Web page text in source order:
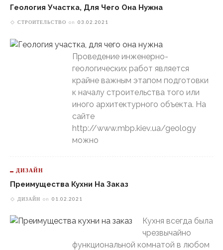
Геология Участка, Для Чего Она Нужна
СТРОИТЕЛЬСТВО on 03.02.2021
Проведение инженерно-
геологических работ является
крайне важным этапом подготовки
к началу строительства того или
иного архитектурного объекта. На
сайте
http://www.mbp.kiev.ua/geology
можно
ДИЗАЙН
Преимущества Кухни На Заказ
ДИЗАЙН on 01.02.2021
Кухня всегда была
чрезвычайно
функциональной комнатой в любом